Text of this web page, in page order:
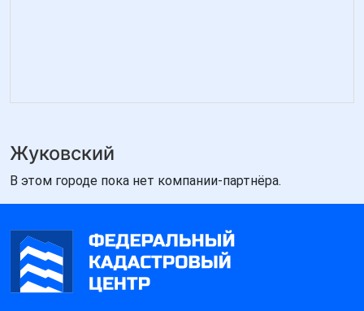
Жуковский
В этом городе пока нет компании-партнёра.